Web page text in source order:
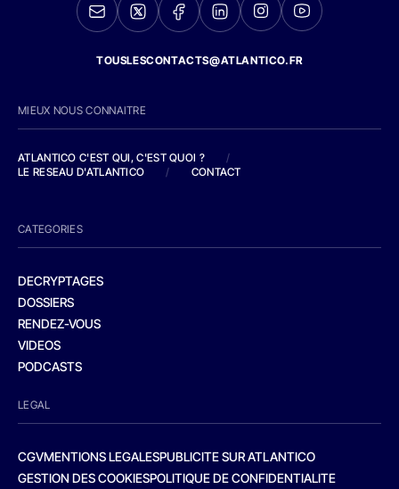
TOUSLESCONTACTS@ATLANTICO.FR
MIEUX NOUS CONNAITRE
ATLANTICO C'EST QUI, C'EST QUOI ?
/
LE RESEAU D'ATLANTICO
/ CONTACT
CATEGORIES
DECRYPTAGES
DOSSIERS
RENDEZ-VOUS
VIDEOS
PODCASTS
LEGAL
CGVMENTIONS LEGALESPUBLICITE SUR ATLANTICO
GESTION DES COOKIESPOLITIQUE DE CONFIDENTIALITE